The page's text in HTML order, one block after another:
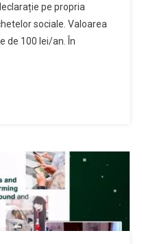
pe propria
sociale. Valoarea
de 100 lei/an. În